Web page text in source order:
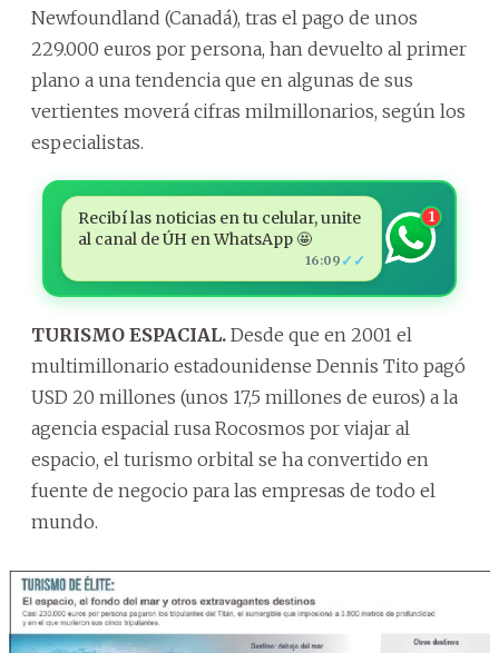
Newfoundland (Canadá), tras el pago de unos
229.000 euros por persona, han devuelto al primer
plano a una tendencia que en algunas de sus
vertientes moverá cifras milmillonarios, según los
especialistas.
Recibí las noticias en tu celular, unite
al canal de ÚH en WhatsApp 🤩
16:09 ✓✓
1
TURISMO ESPACIAL. Desde que en 2001 el
multimillonario estadounidense Dennis Tito pagó
USD 20 millones (unos 17,5 millones de euros) a la
agencia espacial rusa Rocosmos por viajar al
espacio, el turismo orbital se ha convertido en
fuente de negocio para las empresas de todo el
mundo.